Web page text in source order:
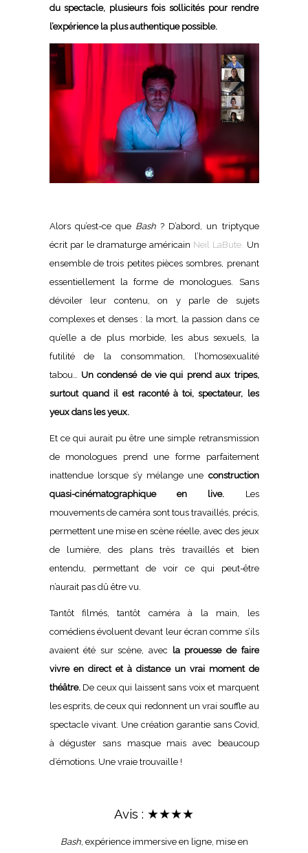
du spectacle, plusieurs fois sollicités pour rendre
l’expérience la plus authentique possible.
Alors qu’est-ce que Bash? D’abord, un triptyque
écrit par le dramaturge américain Neil LaBute. Un
ensemble de trois petites pièces sombres, prenant
essentiellement la forme de monologues. Sans
dévoiler leur contenu, on y parle de sujets
complexes et denses : la mort, la passion dans ce
qu’elle a de plus morbide, les abus sexuels, la
futilité de la consommation, l’homosexualité
tabou… Un condensé de vie qui prend aux tripes,
surtout quand il est raconté à toi, spectateur, les
yeux dans les yeux.
Et ce qui aurait pu être une simple retransmission
de monologues prend une forme parfaitement
inattendue lorsque s’y mélange une construction
quasi-cinématographique en live. Les
mouvements de caméra sont tous travaillés, précis,
permettent une mise en scène réelle, avec des jeux
de lumière, des plans très travaillés et bien
entendu, permettant de voir ce qui peut-être
n’aurait pas dû être vu.
Tantôt filmés, tantôt caméra à la main, les
comédiens évoluent devant leur écran comme s’ils
avaient été sur scène, avec la prouesse de faire
vivre en direct et à distance un vrai moment de
théâtre.De ceux qui laissent sans voix et marquent
les esprits, de ceux qui redonnent un vrai souffle au
spectacle vivant. Une création garantie sans Covid,
à déguster sans masque mais avec beaucoup
d’émotions. Une vraie trouvaille !
Avis : ★★★★
Bash, expérience immersive en ligne, mise en